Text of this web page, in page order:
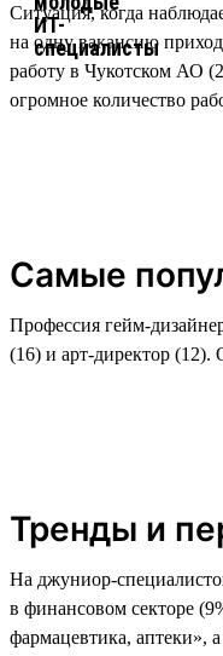
Ситуация, когда
на одну вакансию
работу в Чукотском АО
огромное количество
Самые
Профессия гейм-
(16) и арт-директор (12).
Тренды и
На джуниор-
в финансовом секторе
фармацевтика, аптеки»,